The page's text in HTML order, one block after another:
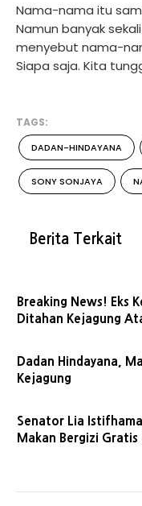
Nama-nama itu
Namun banyak
menyebut nama-
Siapa saja. Kita
TAGS:
DADAN-HINDAYANA
SONY SONJAYA
Berita Terkait
Breaking News! Eks
Ditahan Kejagung
Dadan Hindayana,
Kejagung
Senator Lia
Makan Bergizi